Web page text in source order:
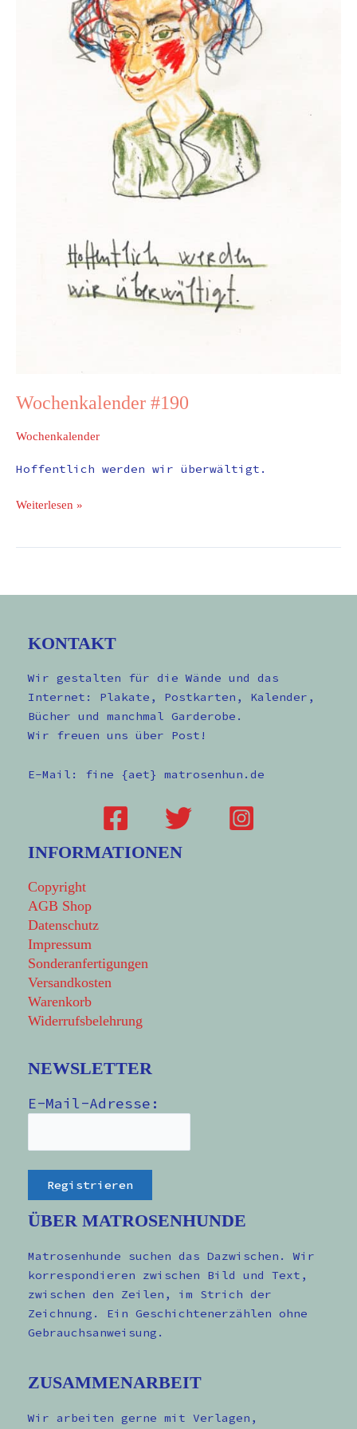
Wochenkalender #190
Wochenkalender
Hoffentlich werden wir überwältigt.
Weiterlesen »
KONTAKT
Wir gestalten für die Wände und das
Internet: Plakate, Postkarten, Kalender,
Bücher und manchmal Garderobe.
Wir freuen uns über Post!
E-Mail: fine {aet} matrosenhun.de
INFORMATIONEN
Copyright
AGB Shop
Datenschutz
Impressum
Sonderanfertigungen
Versandkosten
Warenkorb
Widerrufsbelehrung
NEWSLETTER
E-Mail-Adresse:
ÜBER MATROSENHUNDE
Matrosenhunde suchen das Dazwischen. Wir
korrespondieren zwischen Bild und Text,
zwischen den Zeilen, im Strich der
Zeichnung. Ein Geschichtenerzählen ohne
Gebrauchsanweisung.
ZUSAMMENARBEIT
Wir arbeiten gerne mit Verlagen,